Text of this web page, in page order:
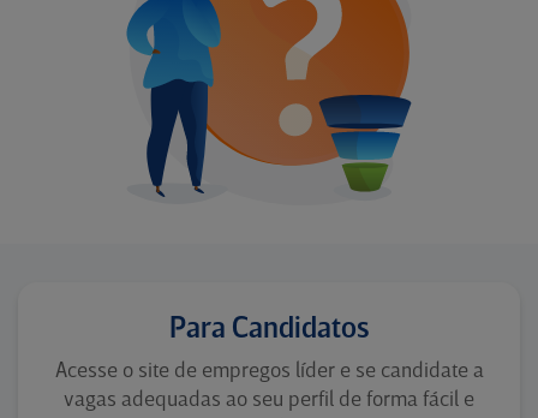
Para Candidatos
Acesse o site de empregos líder e se candidate a
vagas adequadas ao seu perfil de forma fácil e